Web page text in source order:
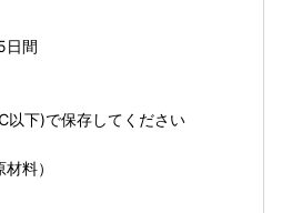
日間
下)で保存してください
料）